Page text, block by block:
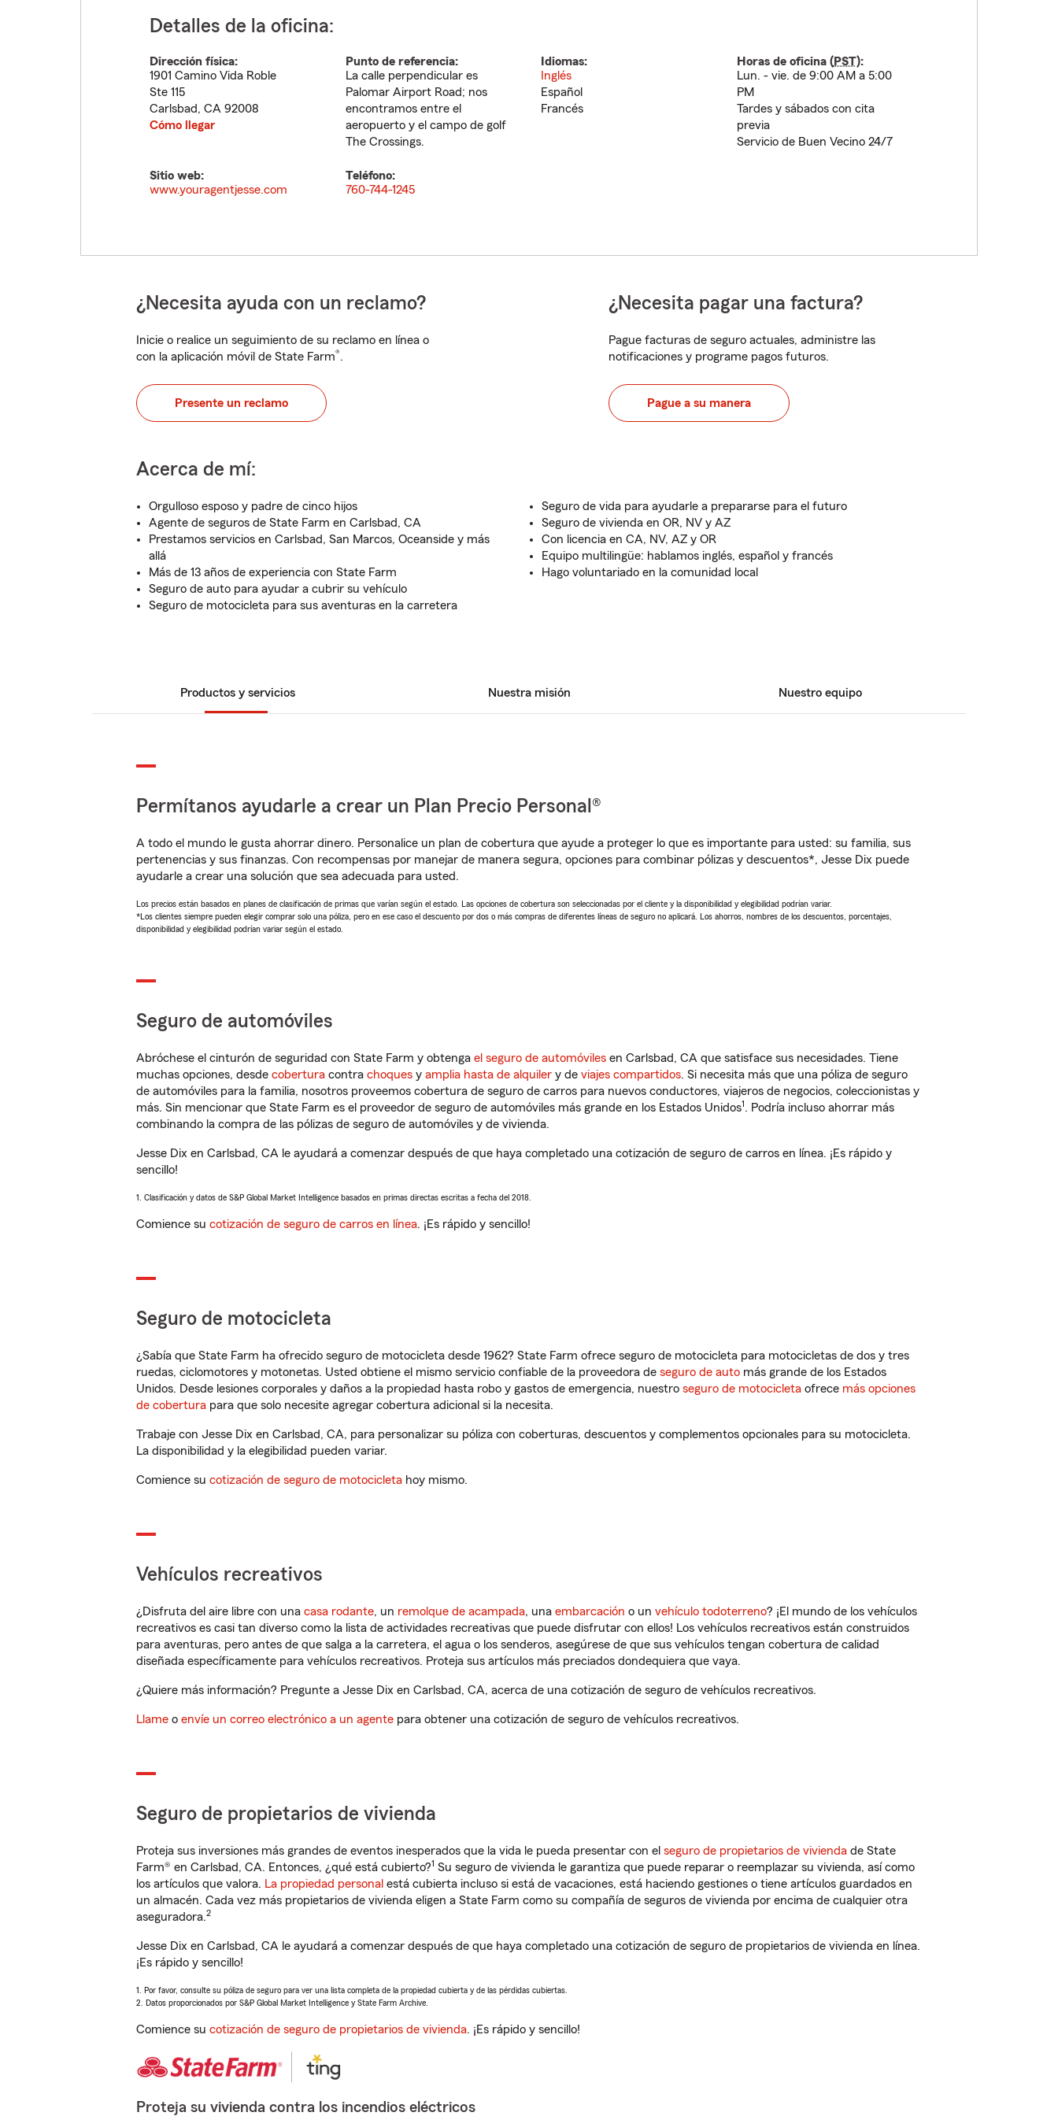
Detalles de la oficina:
Dirección física:
1901 Camino Vida Roble
Ste 115
Carlsbad, CA 92008
Cómo llegar
Punto de referencia:
La calle perpendicular es
Palomar Airport Road; nos
encontramos entre el
aeropuerto y el campo de golf
The Crossings.
Idiomas:
Inglés
Español
Francés
Horas de oficina (PST):
Lun. - vie. de 9:00 AM a 5:00
PM
Tardes y sábados con cita
previa
Servicio de Buen Vecino 24/7
Sitio web:
www.youragentjesse.com
Teléfono:
760-744-1245
¿Necesita ayuda con un reclamo?
Inicie o realice un seguimiento de su reclamo en línea o
con la aplicación móvil de State Farm®.
Presente un reclamo
¿Necesita pagar una factura?
Pague facturas de seguro actuales, administre las
notificaciones y programe pagos futuros.
Pague a su manera
Acerca de mí:
Orgulloso esposo y padre de cinco hijos
Agente de seguros de State Farm en Carlsbad, CA
Prestamos servicios en Carlsbad, San Marcos, Oceanside y más
allá
Más de 13 años de experiencia con State Farm
Seguro de auto para ayudar a cubrir su vehículo
Seguro de motocicleta para sus aventuras en la carretera
Seguro de vida para ayudarle a prepararse para el futuro
Seguro de vivienda en OR, NV y AZ
Con licencia en CA, NV, AZ y OR
Equipo multilingüe: hablamos inglés, español y francés
Hago voluntariado en la comunidad local
Productos y servicios Nuestra misión Nuestro equipo
Permítanos ayudarle a crear un Plan Precio Personal®
A todo el mundo le gusta ahorrar dinero. Personalice un plan de cobertura que ayude a proteger lo que es importante para usted: su familia, sus
pertenencias y sus finanzas. Con recompensas por manejar de manera segura, opciones para combinar pólizas y descuentos*, Jesse Dix puede
ayudarle a crear una solución que sea adecuada para usted.
Los precios están basados en planes de clasificación de primas que varían según el estado. Las opciones de cobertura son seleccionadas por el cliente y la disponibilidad y elegibilidad podrían variar.
*Los clientes siempre pueden elegir comprar solo una póliza, pero en ese caso el descuento por dos o más compras de diferentes líneas de seguro no aplicará. Los ahorros, nombres de los descuentos, porcentajes,
disponibilidad y elegibilidad podrían variar según el estado.
Seguro de automóviles
Abróchese el cinturón de seguridad con State Farm y obtenga el seguro de automóviles en Carlsbad, CA que satisface sus necesidades. Tiene
muchas opciones, desde cobertura contra choques y amplia hasta de alquiler y de viajes compartidos. Si necesita más que una póliza de seguro
de automóviles para la familia, nosotros proveemos cobertura de seguro de carros para nuevos conductores, viajeros de negocios, coleccionistas y
más. Sin mencionar que State Farm es el proveedor de seguro de automóviles más grande en los Estados Unidos1. Podría incluso ahorrar más
combinando la compra de las pólizas de seguro de automóviles y de vivienda.
Jesse Dix en Carlsbad, CA le ayudará a comenzar después de que haya completado una cotización de seguro de carros en línea. ¡Es rápido y
sencillo!
1. Clasificación y datos de S&P Global Market Intelligence basados en primas directas escritas a fecha del 2018.
Comience su cotización de seguro de carros en línea. ¡Es rápido y sencillo!
Seguro de motocicleta
¿Sabía que State Farm ha ofrecido seguro de motocicleta desde 1962? State Farm ofrece seguro de motocicleta para motocicletas de dos y tres
ruedas, ciclomotores y motonetas. Usted obtiene el mismo servicio confiable de la proveedora de seguro de auto más grande de los Estados
Unidos. Desde lesiones corporales y daños a la propiedad hasta robo y gastos de emergencia, nuestro seguro de motocicleta ofrece más opciones
de cobertura para que solo necesite agregar cobertura adicional si la necesita.
Trabaje con Jesse Dix en Carlsbad, CA, para personalizar su póliza con coberturas, descuentos y complementos opcionales para su motocicleta.
La disponibilidad y la elegibilidad pueden variar.
Comience su cotización de seguro de motocicleta hoy mismo.
Vehículos recreativos
¿Disfruta del aire libre con una casa rodante, un remolque de acampada, una embarcación o un vehículo todoterreno? ¡El mundo de los vehículos
recreativos es casi tan diverso como la lista de actividades recreativas que puede disfrutar con ellos! Los vehículos recreativos están construidos
para aventuras, pero antes de que salga a la carretera, el agua o los senderos, asegúrese de que sus vehículos tengan cobertura de calidad
diseñada específicamente para vehículos recreativos. Proteja sus artículos más preciados dondequiera que vaya.
¿Quiere más información? Pregunte a Jesse Dix en Carlsbad, CA, acerca de una cotización de seguro de vehículos recreativos.
Llame o envíe un correo electrónico a un agente para obtener una cotización de seguro de vehículos recreativos.
Seguro de propietarios de vivienda
Proteja sus inversiones más grandes de eventos inesperados que la vida le pueda presentar con el seguro de propietarios de vivienda de State
Farm® en Carlsbad, CA. Entonces, ¿qué está cubierto?1 Su seguro de vivienda le garantiza que puede reparar o reemplazar su vivienda, así como
los artículos que valora. La propiedad personal está cubierta incluso si está de vacaciones, está haciendo gestiones o tiene artículos guardados en
un almacén. Cada vez más propietarios de vivienda eligen a State Farm como su compañía de seguros de vivienda por encima de cualquier otra
aseguradora.2
Jesse Dix en Carlsbad, CA le ayudará a comenzar después de que haya completado una cotización de seguro de propietarios de vivienda en línea.
¡Es rápido y sencillo!
1. Por favor, consulte su póliza de seguro para ver una lista completa de la propiedad cubierta y de las pérdidas cubiertas.
2. Datos proporcionados por S&P Global Market Intelligence y State Farm Archive.
Comience su cotización de seguro de propietarios de vivienda. ¡Es rápido y sencillo!
Proteja su vivienda contra los incendios eléctricos